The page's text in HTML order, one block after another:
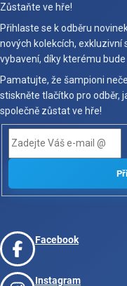
Zůstaňte ve hře!
Přihlaste se k odběru
nových kolekcích, exkluzivní
vybavení, díky kterému
Pamatujte, že šampioni
stiskněte tlačítko pro odběr,
společně zůstat ve hře!
Facebook
Instagram